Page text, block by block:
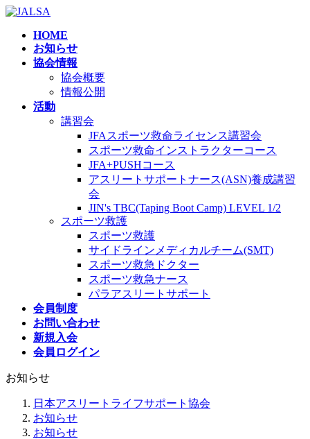
コ
ナ
HOME
お知らせ
協会情報
協会概要
情報公開
活動
講習会
JFAスポーツ救命ライセンス講習会
スポーツ救命インストラクターコース
JFA+PUSHコース
アスリートサポートナース(ASN)養成講習
会
JIN's TBC(Taping Boot Camp) LEVEL 1/2
スポーツ救護
スポーツ救護
サイドラインメディカルチーム(SMT)
スポーツ救急ドクター
スポーツ救急ナース
パラアスリートサポート
会員制度
お問い合わせ
新規入会
会員ログイン
お知らせ
日本アスリートライフサポート協会
お知らせ
お知らせ